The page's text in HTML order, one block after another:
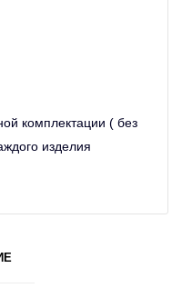
комплектации ( без
изделия